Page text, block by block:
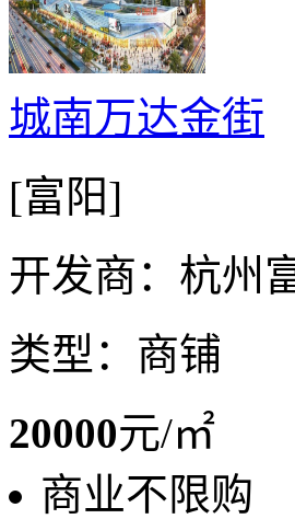
城南万达金街
[富阳]
开发商：杭州
类型：商铺
20000元/㎡
商业不限购